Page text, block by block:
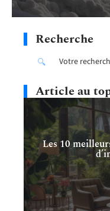
Recherche
Article au
Les 10